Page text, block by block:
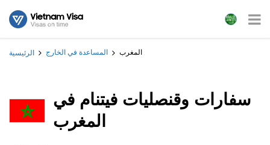
الرئيسية المساعدة في الخارج المغرب
سفارات وقنصليات فيتنام في
المغرب